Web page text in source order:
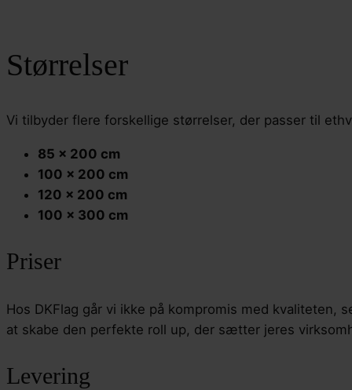
Størrelser
Vi tilbyder flere forskellige størrelser, der passer til
85 x 200 cm
100 x 200 cm
120 x 200 cm
100 x 300 cm
Priser
Hos DKFlag går vi ikke på kompromis med
at skabe den perfekte roll up, der sætter jeres
Levering